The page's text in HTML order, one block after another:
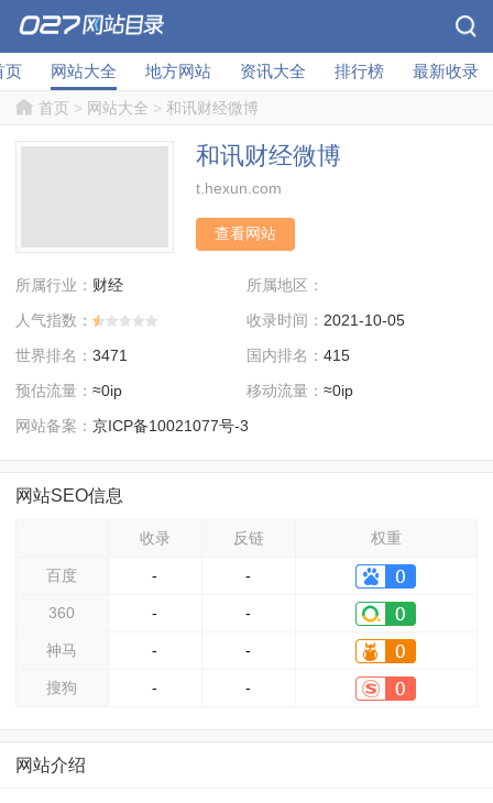
页 网站大全 地方网站 资讯大全 排行榜 最新收录
首页 > 网站大全 > 和讯财经微博
和讯财经微博
t.hexun.com
查看网站
所属行业： 财经
所属地区：
人气指数：
收录时间： 2021-10-05
世界排名： 3471 国内排名： 415
预估流量： ≈0ip 移动流量： ≈0ip
网站备案： 京ICP备10021077号-3
网站SEO信息
收录 反链 权重
百度 - -
360 - -
神马 - -
搜狗 - -
网站介绍